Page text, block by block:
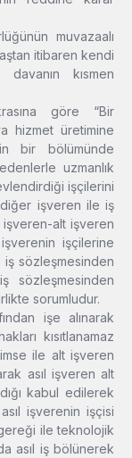
muvazaalı
itibaren kendi
kısmen
göre “Bir
hizmet üretimine
bir bölümünde
uzmanlık
işçilerini
diğer işveren ile iş
işveren-alt işveren
işçilerine
sözleşmesinden
sözleşmesinden
sorumludur.
işe alınarak
kısıtlanamaz
ile alt işveren
asıl işveren alt
kabul edilerek
işverenin işçisi
ile teknolojik
asıl iş bölünerek